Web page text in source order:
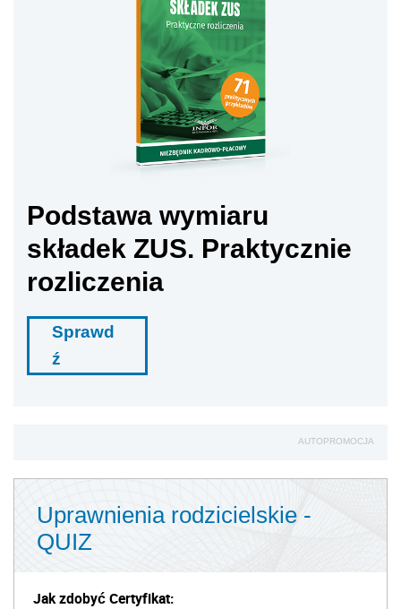
Podstawa wymiaru
składek ZUS. Praktycznie
rozliczenia
Sprawd
ź
AUTOPROMOCJA
Uprawnienia rodzicielskie -
QUIZ
Jak zdobyć Certyfikat: